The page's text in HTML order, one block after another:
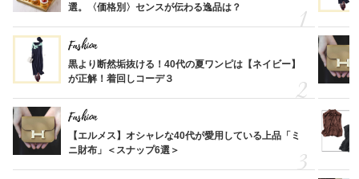
選。〈価格別〉センスが伝わる逸品は？
Fashion
黒より断然垢抜ける！40代の夏ワンピは【ネイビー】
が正解！着回しコーデ３
Fashion
【エルメス】オシャレな40代が愛用している上品「ミ
ニ財布」＜スナップ6選＞